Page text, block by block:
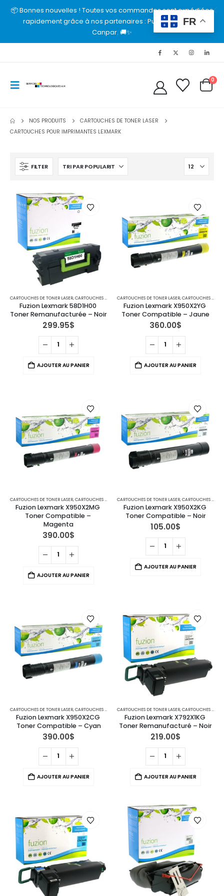
📦 Bonnes nouvelles ! Toutes vos commandes sont expédiées
rapidement grâce à nos partenaires : Purolator, UPS et
Canpar. 🚚✨
0
NOS PRODUITS
CARTOUCHES DE TONER LASER
CARTOUCHES POUR IMPRIMANTES LEXMARK
FILTER
CARTOUCHES DE TONER LASER,CARTOUCHES POUR IMPRIMANTES LEXMARK
Fuzion Lexmark 58D1H00
Toner Remanufacturée – Noir
299.95$
AJOUTER AU PANIER
CARTOUCHES DE TONER LASER,CARTOUCHES POUR IMPRIMANTES LEXMARK
Fuzion Lexmark X950X2YG
Toner Compatible – Jaune
360.00$
AJOUTER AU PANIER
CARTOUCHES DE TONER LASER,CARTOUCHES POUR IMPRIMANTES LEXMARK
Fuzion Lexmark X950X2MG
Toner Compatible –
Magenta
390.00$
AJOUTER AU PANIER
CARTOUCHES DE TONER LASER,CARTOUCHES POUR IMPRIMANTES LEXMARK
Fuzion Lexmark X950X2KG
Toner Compatible – Noir
105.00$
AJOUTER AU PANIER
CARTOUCHES DE TONER LASER,CARTOUCHES POUR IMPRIMANTES LEXMARK
Fuzion Lexmark X950X2CG
Toner Compatible – Cyan
390.00$
AJOUTER AU PANIER
CARTOUCHES DE TONER LASER,CARTOUCHES POUR IMPRIMANTES LEXMARK
Fuzion Lexmark X792X1KG
Toner Remanufacturé – Noir
219.00$
AJOUTER AU PANIER
FR